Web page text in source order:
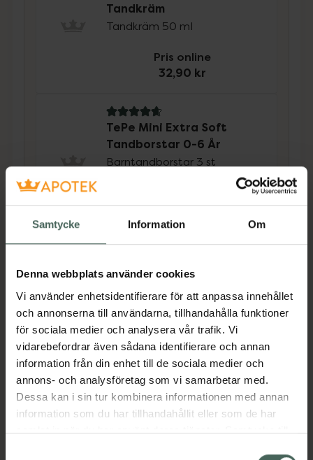
Samtycke Information Om
Denna webbplats använder cookies
Vi använder enhetsidentifierare för att anpassa innehållet
och annonserna till användarna, tillhandahålla funktioner
för sociala medier och analysera vår trafik. Vi
vidarebefordrar även sådana identifierare och annan
information från din enhet till de sociala medier och
annons- och analysföretag som vi samarbetar med.
Dessa kan i sin tur kombinera informationen med annan
information som du har tillhandahållit eller som de har
samlat in när du har använt deras tjänster. Samtycke till
Tandkräm
Tandkräm 50 ml
Pris online
32,90 kr
4.8 av 5 i omdöme
TePe Mini Extra Soft
Tandborstar 0-6 År
Barntandborstar 3 st
59 kr
Beskrivning Dölj
TePe Daily Baby toothpaste är en skonsam
tandkräm utan skum, färg och smak,
utvecklad särkilt för barnens första tänder.
Tandkrämen innehåller en åldersanpassad